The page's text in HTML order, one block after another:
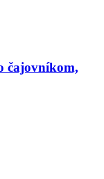
čajovníkom,